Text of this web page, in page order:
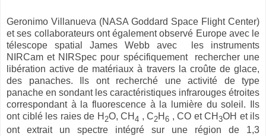
Geronimo Villanueva (NASA Goddard Space Flight Center)
et ses collaborateurs ont également observé Europe avec le
télescope spatial James Webb avec les instruments
NIRCam et NIRSpec pour spécifiquement rechercher une
libération active de matériaux à travers la croûte de glace,
des panaches. Ils ont recherché une activité de type
panache en sondant les caractéristiques infrarouges étroites
correspondant à la fluorescence à la lumière du soleil. Ils
ont ciblé les raies de H 2O, CH 4 , C2H 6 , CO et CH 3OH et ils
ont extrait un spectre intégré sur une région de 1,3